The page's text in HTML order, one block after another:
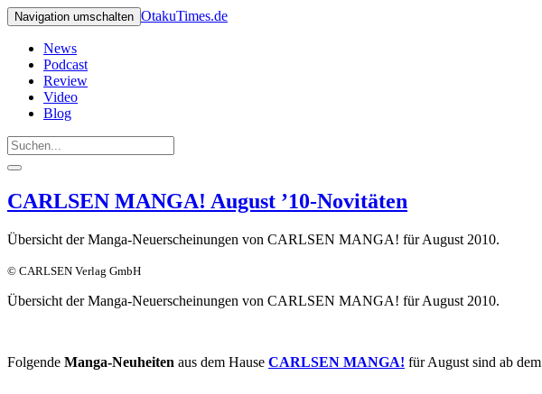
Navigation umschalten OtakuTimes.de
News
Podcast
Review
Video
Blog
CARLSEN MANGA! August ’10-Novitäten
Übersicht der Manga-Neuerscheinungen von CARLSEN MANGA! für August 2010.
© CARLSEN Verlag GmbH
Übersicht der Manga-Neuerscheinungen von CARLSEN MANGA! für August 2010.
Folgende Manga-Neuheiten aus dem Hause CARLSEN MANGA! für August sind ab dem